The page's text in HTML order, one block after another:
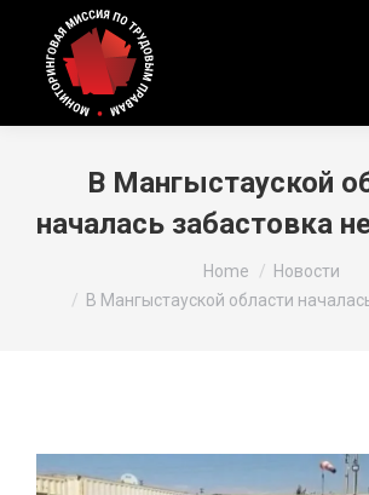
В Мангыстауской
началась забастовка
Home
Новости
В Мангыстауской области